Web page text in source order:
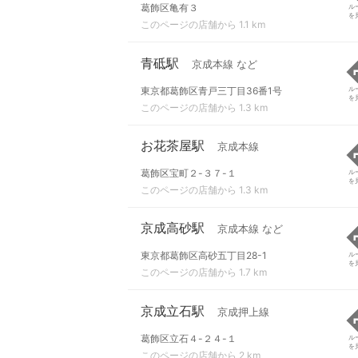
葛飾区亀有３
このページの店舗から 1.1 km
ル
を
青砥駅 京成本線 など
東京都葛飾区青戸三丁目36番1号
このページの店舗から 1.3 km
ル
を
お花茶屋駅 京成本線
葛飾区宝町２-３７-１
このページの店舗から 1.3 km
ル
を
京成高砂駅 京成本線 など
東京都葛飾区高砂五丁目28-1
このページの店舗から 1.7 km
ル
を
京成立石駅 京成押上線
葛飾区立石４-２４-１
このページの店舗から 2 km
ル
を